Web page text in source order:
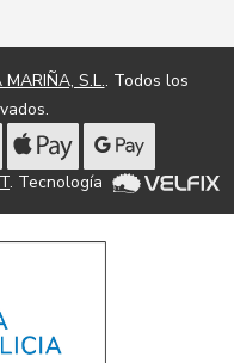
S.L.. Todos los
. Tecnología